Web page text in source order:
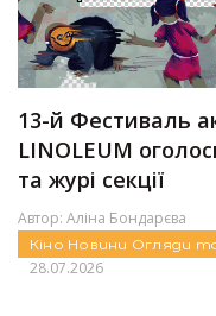
13-й Фестиваль
LINOLEUM
та журі секції
Автор: Аліна Бондарєва
Кіно Новини Огляди та
28.07.2026